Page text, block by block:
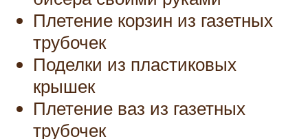
Плетение корзин из газетных
трубочек
Поделки из пластиковых
крышек
Плетение ваз из газетных
трубочек